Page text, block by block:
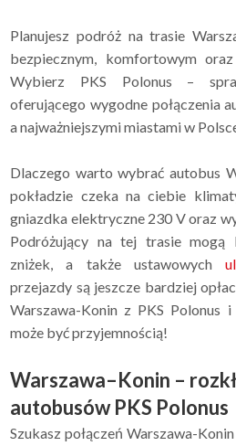
Planujesz podróż na trasie
bezpiecznym, komfortowym
Wybierz PKS Polonus –
oferującego wygodne połączenia
a najważniejszymi miastami w
Dlaczego warto wybrać autobus
pokładzie czeka na ciebie
gniazdka elektryczne 230 V oraz
Podróżujący na tej trasie mogą
zniżek, a także ustawowych
przejazdy są jeszcze bardziej
Warszawa-Konin z PKS Polonus
może być przyjemnością!
Warszawa–Konin –
autobusów PKS Polonus
Szukasz połączeń Warszawa-